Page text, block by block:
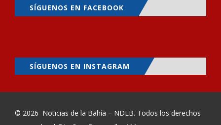
SÍGUENOS EN FACEBOOK
SÍGUENOS EN INSTAGRAM
© 2026 Noticias de la Bahía – NDLB. Todos los derechos